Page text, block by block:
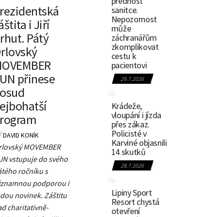
i Jiří
Pátý
přinese
DAVID KONÍK
MOVEMBER
vstupuje do svého
ročníku s
podporou i
novinek. Záštitu
charitativně-
sanitce.
Nepozornost
může
záchranářům
zkomplikovat
cestu k
pacientovi
29.7.2026 0
Krádeže,
vloupání i jízda
přes zákaz.
Policisté v
Karviné objasnili
14 skutků
28.7.2026 0
Lipiny Sport
Resort chystá
otevření